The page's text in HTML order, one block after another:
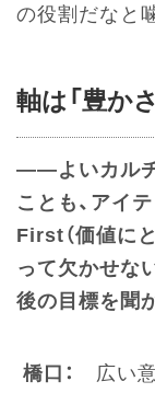
の役割だなと
軸は「豊か
――よいカルチ
ことも、アイ
First（価値に
って欠かせな
後の目標を聞
橋口：
広い意